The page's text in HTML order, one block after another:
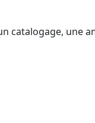
catalogage, une